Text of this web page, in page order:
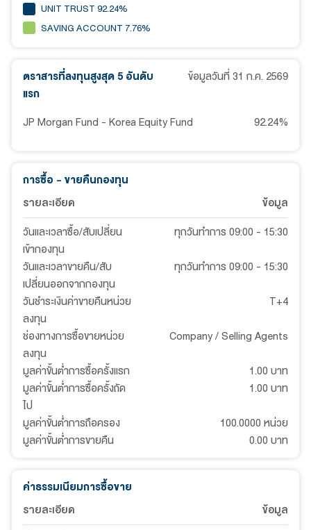
UNIT TRUST 92.24%
SAVING ACCOUNT 7.76%
ตราสารที่ลงทุนสูงสุด 5 อันดับ
แรก
ข้อมูลวันที่ 31 ก.ค. 2569
JP Morgan Fund - Korea Equity Fund 92.24%
การซื้อ - ขายคืนกองทุน
รายละเอียด
ข้อมูล
วันและเวลาซื้อ/สับเปลี่ยน
เข้ากองทุน
ทุกวันทำการ 09:00 - 15:30
วันและเวลาขายคืน/สับ
เปลี่ยนออกจากกองทุน
ทุกวันทำการ 09:00 - 15:30
วันชำระเงินค่าขายคืนหน่วย
ลงทุน
T+4
ช่องทางการซื้อขายหน่วย
ลงทุน
Company / Selling Agents
มูลค่าขั้นต่ำการซื้อครั้งแรก
1.00 บาท
มูลค่าขั้นต่ำการซื้อครั้งถัด
ไป
1.00 บาท
มูลค่าขั้นต่ำการถือครอง
100.0000 หน่วย
มูลค่าขั้นต่ำการขายคืน
0.00 บาท
ค่าธรรมเนียมการซื้อขาย
รายละเอียด
ข้อมูล